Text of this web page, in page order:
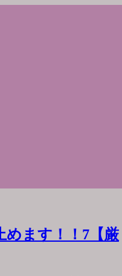
めます！！7【厳